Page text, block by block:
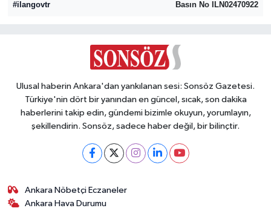
#ilangovtr
Basın No ILN02470922
Ulusal haberin Ankara'dan yankılanan sesi: Sonsöz Gazetesi.
Türkiye'nin dört bir yanından en güncel, sıcak, son dakika
haberlerini takip edin, gündemi bizimle okuyun, yorumlayın,
şekillendirin. Sonsöz, sadece haber değil, bir bilinçtir.
Ankara Nöbetçi Eczaneler
Ankara Hava Durumu
Gurme
İlçe Haberleri
Keşfet
Kültür & Sanat
Resmi İlanlar